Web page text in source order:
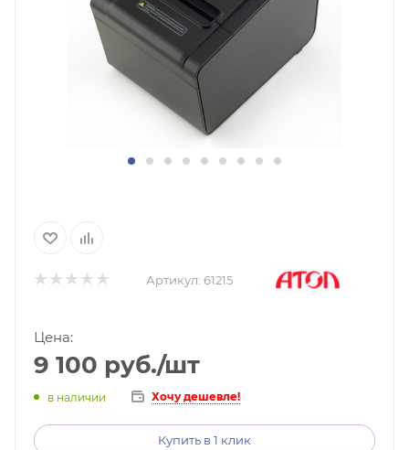
Артикул: 61215
Цена:
9 100 руб./шт
в наличии Хочу дешевле!
Купить в 1 клик